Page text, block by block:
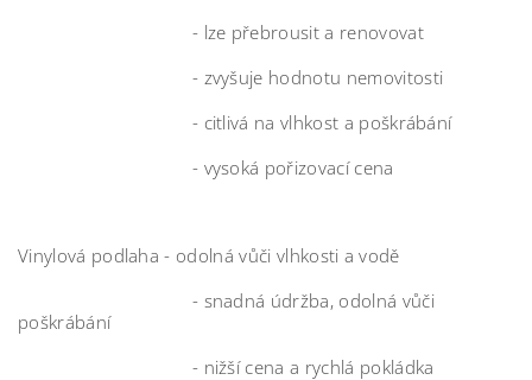
- lze přebrousit a renovovat
- zvyšuje hodnotu nemovitosti
- citlivá na vlhkost a poškrábání
- vysoká pořizovací cena
Vinylová podlaha - odolná vůči vlhkosti a vodě
- snadná údržba, odolná vůči
poškrábání
- nižší cena a rychlá pokládka